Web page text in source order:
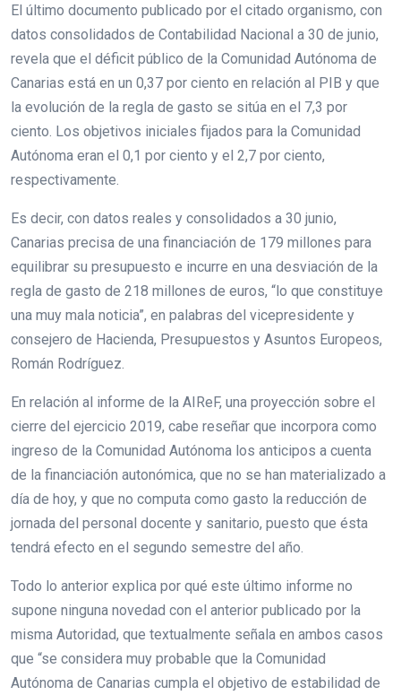
El último documento publicado por el citado organismo, con
datos consolidados de Contabilidad Nacional a 30 de junio,
revela que el déficit público de la Comunidad Autónoma de
Canarias está en un 0,37 por ciento en relación al PIB y que
la evolución de la regla de gasto se sitúa en el 7,3 por
ciento. Los objetivos iniciales fijados para la Comunidad
Autónoma eran el 0,1 por ciento y el 2,7 por ciento,
respectivamente.
Es decir, con datos reales y consolidados a 30 junio,
Canarias precisa de una financiación de 179 millones para
equilibrar su presupuesto e incurre en una desviación de la
regla de gasto de 218 millones de euros, “lo que constituye
una muy mala noticia”, en palabras del vicepresidente y
consejero de Hacienda, Presupuestos y Asuntos Europeos,
Román Rodríguez.
En relación al informe de la AIReF, una proyección sobre el
cierre del ejercicio 2019, cabe reseñar que incorpora como
ingreso de la Comunidad Autónoma los anticipos a cuenta
de la financiación autonómica, que no se han materializado a
día de hoy, y que no computa como gasto la reducción de
jornada del personal docente y sanitario, puesto que ésta
tendrá efecto en el segundo semestre del año.
Todo lo anterior explica por qué este último informe no
supone ninguna novedad con el anterior publicado por la
misma Autoridad, que textualmente señala en ambos casos
que “se considera muy probable que la Comunidad
Autónoma de Canarias cumpla el objetivo de estabilidad de